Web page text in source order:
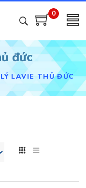
0
đức
LAVIE THỦ ĐỨC